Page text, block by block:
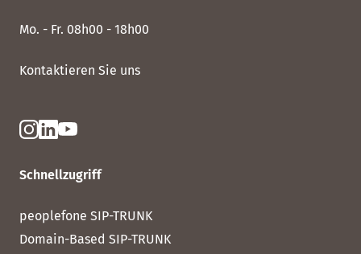
Mo. - Fr. 08h00 - 18h00
Kontaktieren Sie uns
Schnellzugriff
peoplefone SIP-TRUNK
Domain-Based SIP-TRUNK